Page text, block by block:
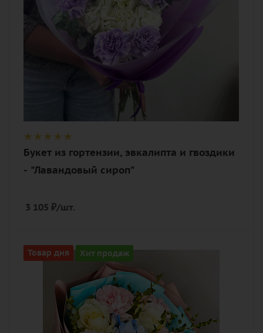
Букет из гортензии, эвкалипта и гвоздики
- "Лавандовый сироп"
3 105 ₽/шт.
Товар дня Хит продаж
Цвет
белый, розовый, синий
Описание
гвоздика (диантус), гортензия, роза,
зелень, лента